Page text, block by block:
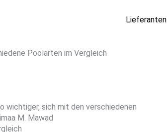
Lieferanten
Poolarten im Vergleich
wichtiger, sich mit den verschiedenen
M. Mawad